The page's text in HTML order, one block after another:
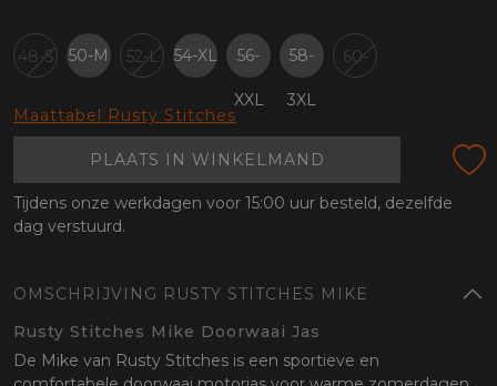
48-S 50-M 52-L 54-XL 56-
XXL
58-
3XL
60-
Maattabel Rusty Stitches
PLAATS IN WINKELMAND
Tijdens onze werkdagen voor 15:00 uur besteld, dezelfde
dag verstuurd.
OMSCHRIJVING RUSTY STITCHES MIKE
Rusty Stitches Mike Doorwaai Jas
De Mike van Rusty Stitches is een sportieve en